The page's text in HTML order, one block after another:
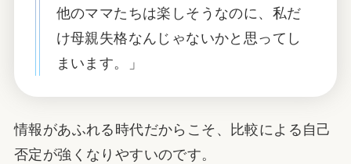
他のママたちは楽しそうなのに、私だ
け母親失格なんじゃないかと思ってし
まいます。」
情報があふれる時代だからこそ、比較による自己
否定が強くなりやすいのです。